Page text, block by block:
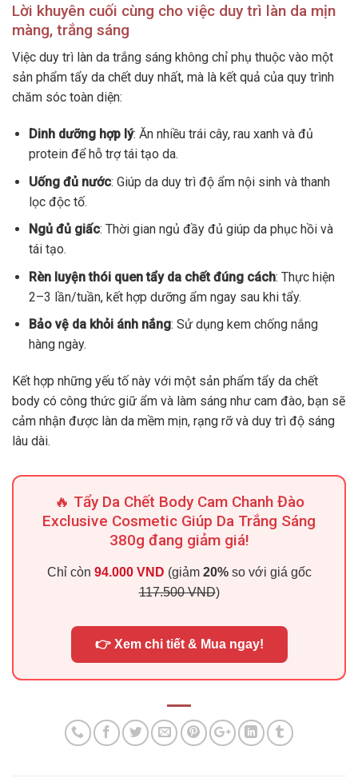
Lời khuyên cuối cùng cho việc duy trì làn da mịn
màng, trắng sáng
Việc duy trì làn da trắng sáng không chỉ phụ thuộc vào một
sản phẩm tẩy da chết duy nhất, mà là kết quả của quy trình
chăm sóc toàn diện:
Dinh dưỡng hợp lý: Ăn nhiều trái cây, rau xanh và đủ
protein để hỗ trợ tái tạo da.
Uống đủ nước: Giúp da duy trì độ ẩm nội sinh và thanh
lọc độc tố.
Ngủ đủ giấc: Thời gian ngủ đầy đủ giúp da phục hồi và
tái tạo.
Rèn luyện thói quen tẩy da chết đúng cách: Thực hiện
2–3 lần/tuần, kết hợp dưỡng ẩm ngay sau khi tẩy.
Bảo vệ da khỏi ánh nắng: Sử dụng kem chống nắng
hàng ngày.
Kết hợp những yếu tố này với một sản phẩm tẩy da chết
body có công thức giữ ẩm và làm sáng như cam đào, bạn sẽ
cảm nhận được làn da mềm mịn, rạng rỡ và duy trì độ sáng
lâu dài.
🔥 Tẩy Da Chết Body Cam Chanh Đào
Exclusive Cosmetic Giúp Da Trắng Sáng
380g đang giảm giá!
Chỉ còn 94.000 VND (giảm 20%so với giá gốc
117.500 VND)
👉 Xem chi tiết & Mua ngay!